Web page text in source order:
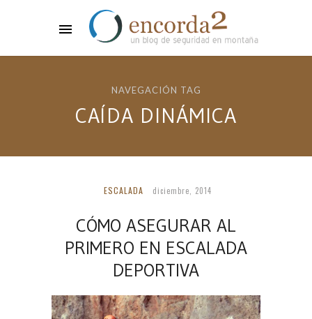
NAVEGACIÓN TAG
CAÍDA DINÁMICA
ESCALADA diciembre, 2014
CÓMO ASEGURAR AL
PRIMERO EN ESCALADA
DEPORTIVA